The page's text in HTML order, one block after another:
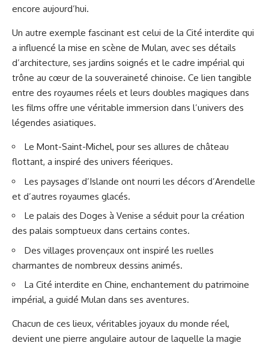
encore aujourd’hui.
Un autre exemple fascinant est celui de la Cité interdite qui
a influencé la mise en scène de Mulan, avec ses détails
d’architecture, ses jardins soignés et le cadre impérial qui
trône au cœur de la souveraineté chinoise. Ce lien tangible
entre des royaumes réels et leurs doubles magiques dans
les films offre une véritable immersion dans l’univers des
légendes asiatiques.
Le Mont-Saint-Michel, pour ses allures de château
flottant, a inspiré des univers féeriques.
Les paysages d’Islande ont nourri les décors d’Arendelle
et d’autres royaumes glacés.
Le palais des Doges à Venise a séduit pour la création
des palais somptueux dans certains contes.
Des villages provençaux ont inspiré les ruelles
charmantes de nombreux dessins animés.
La Cité interdite en Chine, enchantement du patrimoine
impérial, a guidé Mulan dans ses aventures.
Chacun de ces lieux, véritables joyaux du monde réel,
devient une pierre angulaire autour de laquelle la magie